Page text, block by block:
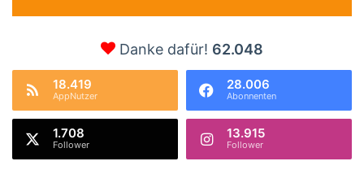
Danke dafür! 62.048
18.419
AppNutzer
28.006
Abonnenten
1.708
Follower
13.915
Follower